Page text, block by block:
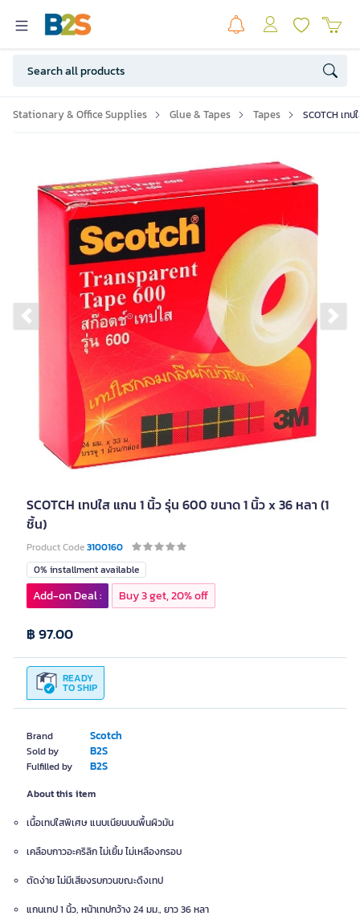
Stationary & Office Supplies Glue & Tapes Tapes SCOTCH เท
Previous slide
SCOTCH เทปใส แกน 1 นิ้ว รุ่น 600 ขนาด 1 นิ้ว x 36 หลา (1
ชิ้น)
Product Code3100160
Brand Scotch
Sold by B2S
Fulfilled by B2S
0% installment available
READY
TO SHIP
฿ 97.00
Add-on Deal : Buy 3 get, 20% off
About this item
เนื้อเทปใสพิเศษ แนบเนียนบนพื้นผิวมัน
เคลือบกาวอะคริลิก ไม่เยิ้ม ไม่เหลืองกรอบ
ตัดง่าย ไม่มีเสียงรบกวนขณะดึงเทป
แกนเทป 1 นิ้ว, หน้าเทปกว้าง 24 มม., ยาว 36 หลา